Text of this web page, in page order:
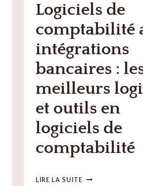
OPTIMISER
LA
GESTION
DE
VOTRE
PARC
AUTOMOBILE
Logiciels de
comptabilité
intégrations
bancaires :
meilleurs
et outils en
logiciels de
comptabilité
LIRE LA SUITELOGICIELS